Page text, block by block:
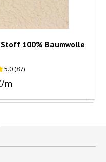
100% Baumwolle
5.0 (87)
m